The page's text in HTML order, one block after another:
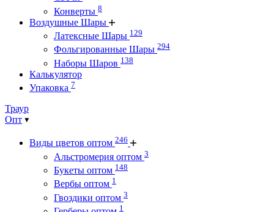
Конверты 8
Воздушные Шары
Латексные Шары 129
Фольгированные Шары 294
Наборы Шаров 138
Калькулятор
Упаковка 7
Траур
Опт
Виды цветов оптом 246
Альстромерия оптом 3
Букеты оптом 148
Вербы оптом 1
Гвоздики оптом 3
1